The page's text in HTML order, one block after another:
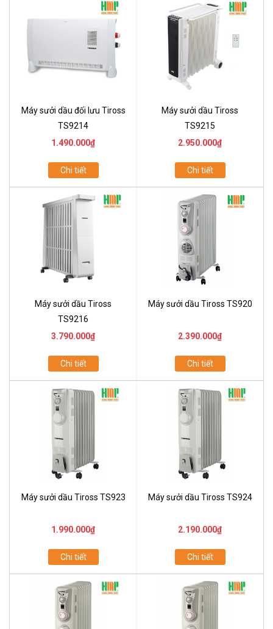
Máy sưởi dầu đối lưu Tiross
TS9214
1.490.000₫
Chi tiết
Máy sưởi dầu Tiross
TS9215
2.950.000₫
Chi tiết
Máy sưởi dầu Tiross
TS9216
3.790.000₫
Chi tiết
Máy sưởi dầu Tiross TS920
2.390.000₫
Chi tiết
Máy sưởi dầu Tiross TS923
1.990.000₫
Chi tiết
Máy sưởi dầu Tiross TS924
2.190.000₫
Chi tiết